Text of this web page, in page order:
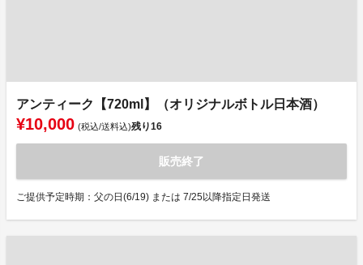
アンティーク【720ml】（オリジナルボトル日本酒）
¥10,000 (税込/送料込)残り16
販売終了
ご提供予定時期：父の日(6/19) または 7/25以降指定日発送